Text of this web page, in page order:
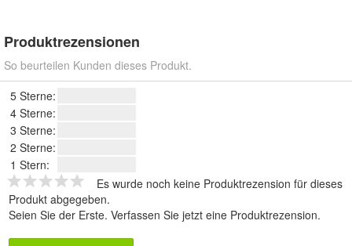
Produktrezensionen
So beurteilen Kunden dieses Produkt.
5 Sterne:
4 Sterne:
3 Sterne:
2 Sterne:
1 Stern:
Es wurde noch keine Produktrezension für dieses
Produkt abgegeben.
Seien Sie der Erste. Verfassen Sie jetzt eine Produktrezension.